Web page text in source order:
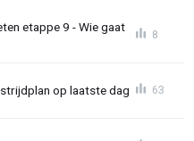
etappe 9 - Wie gaat
8
op laatste dag 63